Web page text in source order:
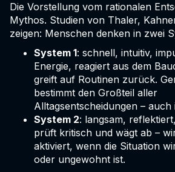
Die Vorstellung vom rationalen
Mythos. Studien von Thaler,
zeigen: Menschen denken in zwei
System 1: schnell, intuitiv,
Energie, reagiert aus dem
greift auf Routinen zurück.
bestimmt den Großteil aller
Alltagsentscheidungen – auch
System 2: langsam,
prüft kritisch und wägt ab –
aktiviert, wenn die Situation
oder ungewohnt ist.